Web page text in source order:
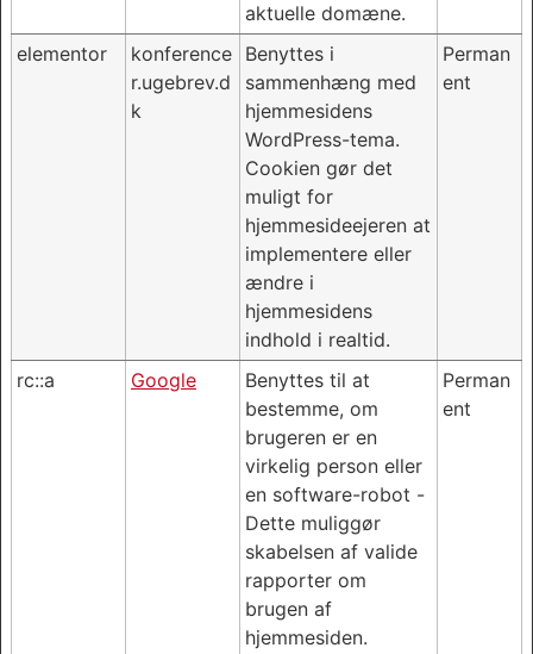
aktuelle domæne.
elementor
konference
r.ugebrev.d
k
Benyttes i
sammenhæng med
hjemmesidens
WordPress-tema.
Cookien gør det
muligt for
hjemmesideejeren at
implementere eller
ændre i
hjemmesidens
indhold i realtid.
Perman
ent
rc::a Google
Benyttes til at
bestemme, om
brugeren er en
virkelig person eller
en software-robot -
Dette muliggør
skabelsen af valide
rapporter om
brugen af
hjemmesiden.
Perman
ent